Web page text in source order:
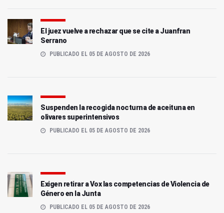
El juez vuelve a rechazar que se cite a Juanfran
Serrano
PUBLICADO EL 05 DE AGOSTO DE 2026
Suspenden la recogida nocturna de aceituna en
olivares superintensivos
PUBLICADO EL 05 DE AGOSTO DE 2026
Exigen retirar a Vox las competencias de Violencia de
Género en la Junta
PUBLICADO EL 05 DE AGOSTO DE 2026